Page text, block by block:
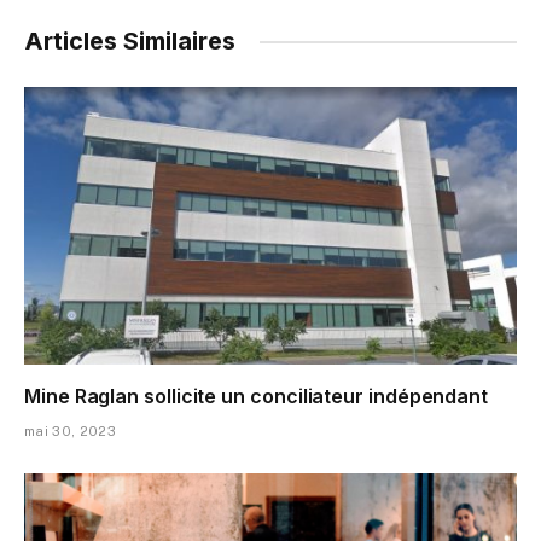
Articles Similaires
Mine Raglan sollicite un conciliateur indépendant
mai 30, 2023